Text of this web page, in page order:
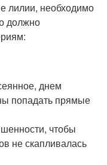
лилии, необходимо
должно
днем
попадать прямые
чтобы
не скапливалась